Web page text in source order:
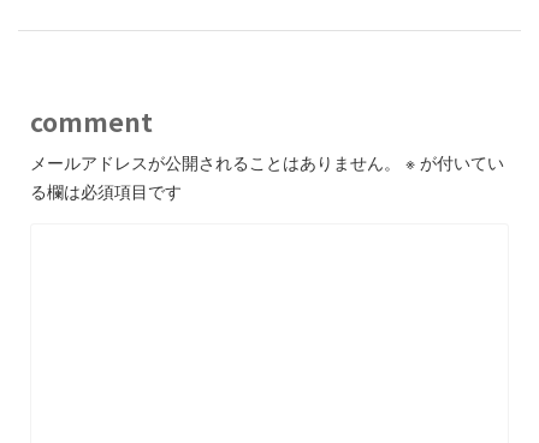
comment
メールアドレスが公開されることはありません。 ※ が付いてい
る欄は必須項目です